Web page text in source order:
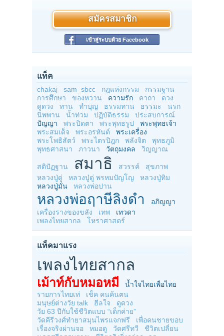
สมัครสมาชิก
เข้าสู่ระบบด้วย Facebook
แท็ค
chakaj sam_sbcc กฎแห่งกรรม
กรรมฐาน
การศึกษา
ของหวาน ความรัก คาถา
ดวง
ดูดวง
ทาน ทำบุญ ธรรมทาน ธรรมะ
นรก
นิพพาน
น้ำท่วม ปฏิบัติธรรม
ประสบการณ์
ปัญญา
พระปิดตา พระพุทธรูป
พระพุทธเจ้า
พระสมเด็จ
พระอรหันต์
พระเครื่อง
พระโพธิสัตว์
พระไตรปิฎก พลังจิต
พุทธภูมิ
พุทธศาสนา
ภาวนา วัตถุมงคล วิญญาณ
สติปัฏฐาน สมาธิ สวรรค์
สุขภาพ
หลวงปู่ดู่
หลวงปู่ดู่ พรหมปัญโญ
หลวงปู่ทิม
หลวงปู่มั่น
หลวงพ่อปาน
หลวงพ่อฤาษีลิงดำ
อภิญญา
เครื่องรางของขลัง
เทพ
เทวดา
เพลงไทยสากล
โหราศาสตร์
แท็คมาแรง
เพลงไทยสากล
เม้าท์กับหมอหมี
น้ำใจไทยเพื่อไทย
รายการไทยเท่
เช็ค คนค้นฅน
มนุษย์ต่างวัย talk
ฮีลใจ
ดูดวง
วัย 63 ปีกับใช้ชีวิตแบบ “เด็กค่าย”
วัดคีรีวงศ์ทำยาสมุนไพรแจกฟรี
เพื่อคนชายขอบ
เรื่องจริงผ่านจอ
หมอดู วัดศรีทวี
ชีวิตเปลี่ยน